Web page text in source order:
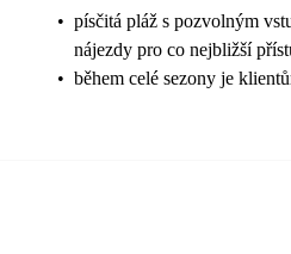
• písčitá pláž s pozvolným
nájezdy pro co nejbližší
• během celé sezony je